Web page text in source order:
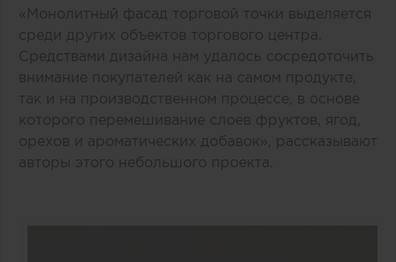
«Монолитный фасад торговой точки выделяется
среди других объектов торгового центра.
Средствами дизайна нам удалось сосредоточить
внимание покупателей как на самом продукте,
так и на производственном процессе, в основе
которого перемешивание слоев фруктов, ягод,
орехов и ароматических добавок», рассказывают
авторы этого небольшого проекта.